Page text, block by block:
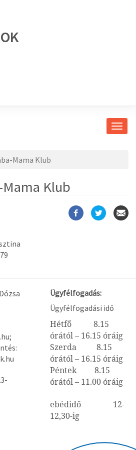
Mama Klub
Klub
Ügyfélfogadás:
Ügyfélfogadási idő
Hétfő 8.15
órától – 16.15 óráig
Szerda 8.15
órától – 16.15 óráig
Péntek 8.15
órától – 11.00 óráig
ebédidő 12-
12,30-ig